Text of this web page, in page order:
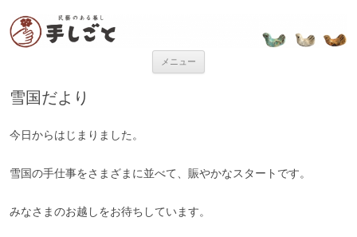
“民芸のある暮し” 手しごと
「手しごと」は陶磁器、木工品、編組品、ガラスなど、日本各地の手仕事
品を取り扱う、”民藝のある暮し”を提案するお店です。
メニュー
雪国だより
今日からはじまりました。
雪国の手仕事をさまざまに並べて、賑やかなスタートです。
みなさまのお越しをお待ちしています。